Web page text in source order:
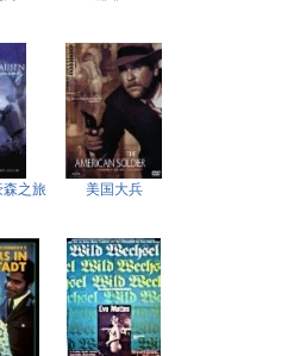
森之旅 美国大兵